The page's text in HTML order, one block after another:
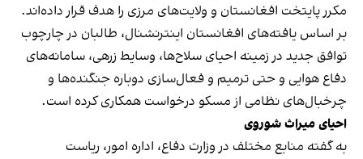
مکرر پایتخت افغانستان و ولایت‌های مرزی را هدف قرار داده‌اند.
بر اساس یافته‌های افغانستان اینترنشنال، طالبان در چارچوب
توافق جدید در زمینه احیای سلاح‌ها، وسایط زرهی، سامانه‌های
دفاع هوایی و حتی ترمیم و فعال‌سازی دوباره جنگنده‌ها و
چرخبال‌های نظامی از مسکو درخواست همکاری کرده است.
احیای میراث شوروی
به گفته منابع مختلف در وزارت دفاع، اداره امور، ریاست